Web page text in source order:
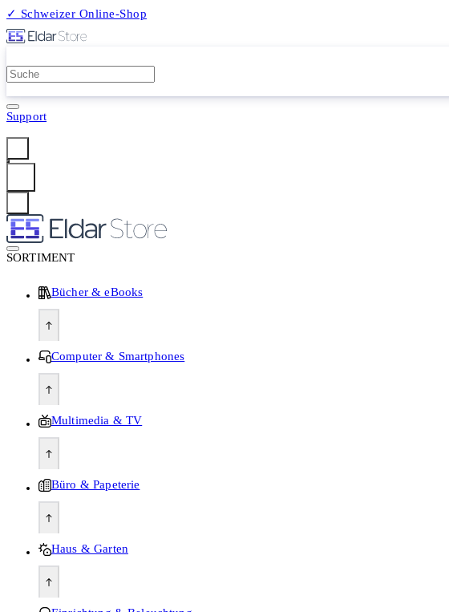
✓ Schweizer Online-Shop
Support
SORTIMENT
Bücher & eBooks
Computer & Smartphones
Multimedia & TV
Büro & Papeterie
Haus & Garten